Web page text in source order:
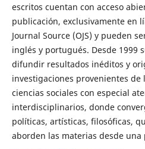
escritos cuentan con acceso
publicación, exclusivamente en
Journal Source (OJS) y pueden
inglés y portugués. Desde 1999
difundir resultados inéditos y
investigaciones provenientes
ciencias sociales con especial
interdisciplinarios, donde
políticas, artísticas, filosóficas,
aborden las materias desde